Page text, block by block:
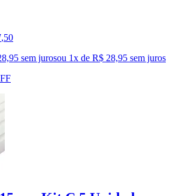
,50
sem jurosou 1x de R$ 28,95 sem juros